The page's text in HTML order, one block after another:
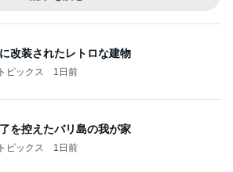
改装されたレトロな建物
ピックス 1日前
を控えたバリ島の我が家
ピックス 1日前